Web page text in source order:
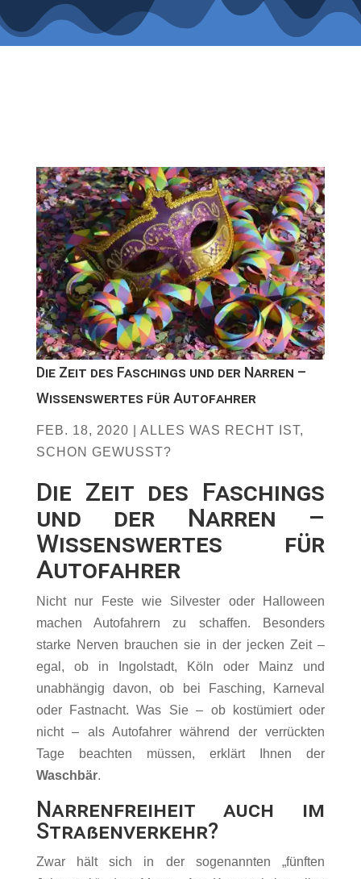
Die Zeit des Faschings und der Narren –
Wissenswertes für Autofahrer
FEB. 18, 2020 ALLES WAS RECHT IST,
SCHON GEWUSST?
Die Zeit des Faschings
und der Narren –
Wissenswertes für
Autofahrer
Nicht nur Feste wie Silvester oder Halloween
machen Autofahrern zu schaffen. Besonders
starke Nerven brauchen sie in der jecken Zeit –
egal, ob in Ingolstadt, Köln oder Mainz und
unabhängig davon, ob bei Fasching, Karneval
oder Fastnacht. Was Sie – ob kostümiert oder
nicht – als Autofahrer während der verrückten
Tage beachten müssen, erklärt Ihnen der
Waschbär.
Narrenfreiheit auch im
Straßenverkehr?
Zwar hält sich in der sogenannten „fünften